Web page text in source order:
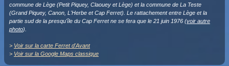
commune de Lège (Petit Piquey, Claouey et Lège) et la commune de La Teste
(Grand Piquey, Canon, L'Herbe et Cap Ferret). Le rattachement entre Lège et la
partie sud de la presqu'île du Cap Ferret ne se fera que le 21 juin 1976 (voir autre
photo).
> Voir sur la carte Ferret d'Avant
> Voir sur la Google Maps classique